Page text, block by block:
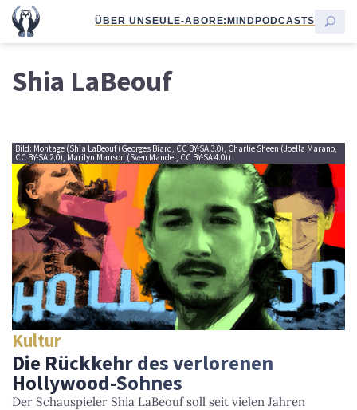
ÜBER UNSEULE-ABORE:MINDPODCASTS
Shia LaBeouf
Bild: Montage (Shia LaBeouf (Georges Biard, CC BY-SA 3.0), Charlie Sheen (Joella Marano,
CC BY-SA 2.0), Marilyn Manson (Sven Mandel, CC BY-SA 4.0))
Kultur
Die Rückkehr des verlorenen
Hollywood-Sohnes
Der Schauspieler Shia LaBeouf soll seit vielen Jahren